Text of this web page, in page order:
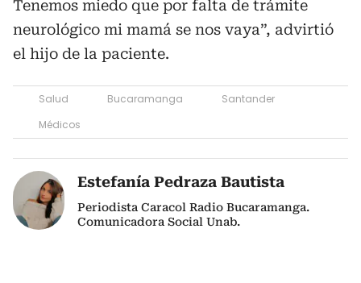
Tenemos miedo que por falta de trámite
neurológico mi mamá se nos vaya”, advirtió
el hijo de la paciente.
Salud Bucaramanga
Santander
Médicos
Estefanía Pedraza Bautista
Periodista Caracol Radio Bucaramanga.
Comunicadora Social Unab.